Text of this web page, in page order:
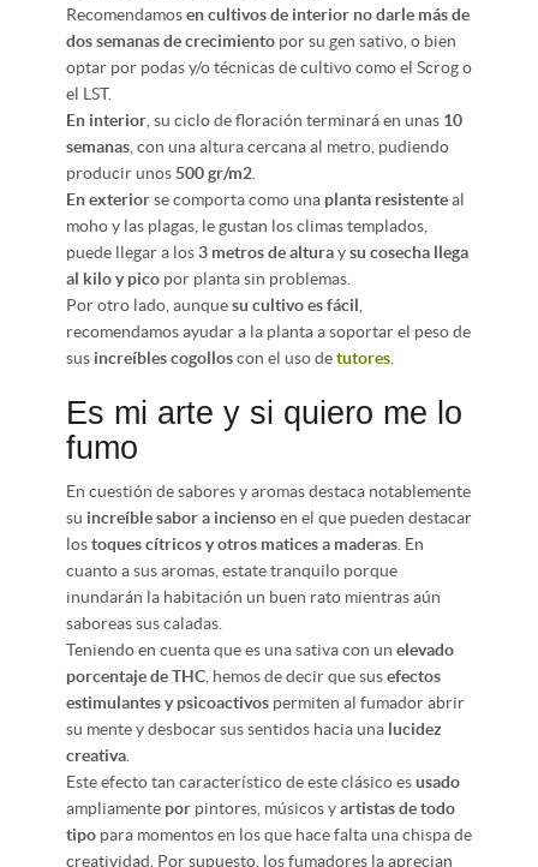
Recomendamosen cultivos de interior no darle más de
dos semanas de crecimiento por su gen sativo, o bien
optar por podas y/o técnicas de cultivo como el Scrog o
el LST.
En interior, su ciclo de floración terminará en unas 10
semanas, con una altura cercana al metro, pudiendo
producir unos500 gr/m2.
En exteriorse comporta como una planta resistenteal
moho y las plagas, le gustan los climas templados,
puede llegar a los3 metros de alturaysu cosecha llega
al kilo y pico por planta sin problemas.
Por otro lado, aunquesu cultivo es fácil,
recomendamos ayudar a la planta a soportar el peso de
sus increíbles cogolloscon el uso detutores.
Es mi arte y si quiero me lo
fumo
En cuestión de sabores y aromas destaca notablemente
su increíble sabor a inciensoen el que pueden destacar
lostoques cítricos y otros matices a maderas . En
cuanto a sus aromas, estate tranquilo porque
inundarán la habitación un buen rato mientras aún
saboreas sus caladas.
Teniendo en cuenta que es una sativa con un elevado
porcentaje de THC , hemos de decir que susefectos
estimulantes y psicoactivos permiten al fumador abrir
su mente y desbocar sus sentidos hacia una lucidez
creativa
Este efecto tan característico de este clásico esusado
ampliamente por pintores, músicos yartistas de todo
tipo para momentos en los que hace falta una chispa de
creatividad. Por supuesto, los fumadores la aprecian